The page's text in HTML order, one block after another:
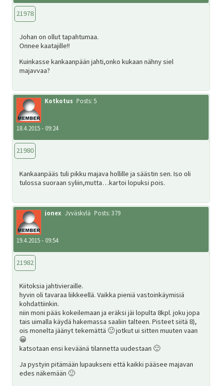
21978
Johan on ollut tapahtumaa.
Onnee kaatajille!!
Kuinkasse kankaanpään jahti,onko kukaan nähny siel
majavvaa?
Kotkotus Posts: 5
18.4.2015 - 09:24
21980
Kankaanpääs tuli pikku majava hollille ja säästin sen. Iso oli
tulossa suoraan syliin,mutta…kartoi lopuksi pois.
jonex Jyväskylä Posts: 379
19.4.2015 - 09:54
21982
Kiitoksia jahtivieraille.
hyvin oli tavaraa liikkeellä. Vaikka pieniä vastoinkäymisiä
kohdattiinkin.
niin moni pääs kokeilemaan ja eräksi jäi lopulta 8kpl. joku jopa
tais uimalla käydä hakemassa saaliin talteen. Pisteet siitä 8),
ois monelta jäänyt tekemättä 🙂 jotkut ui sitten muuten vaan
😀
katsotaan ensi keväänä tilannetta uudestaan 🙂
Ja pystyin pitämään lupaukseni että kaikki pääsee majavan
edes näkemään 🙂